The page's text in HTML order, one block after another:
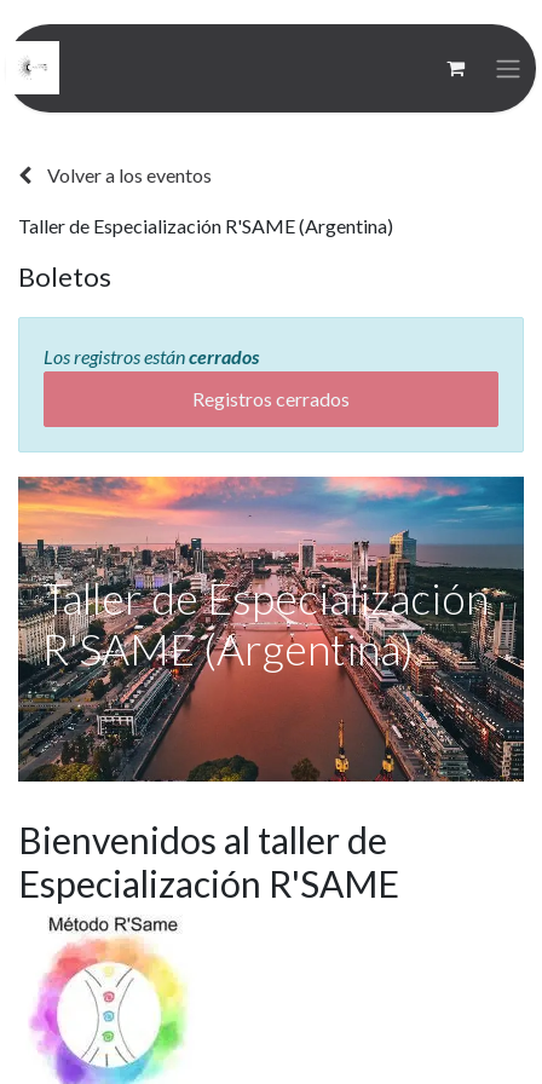
Volver a los eventos
Taller de Especialización R'SAME (Argentina)
Boletos
Los registros estáncerrados
Registros cerrados
Taller de Especialización
R'SAME (Argentina)
Bienvenidos al taller de
Especialización R'SAME